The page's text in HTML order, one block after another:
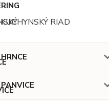
KUCHYNSKÝ RIAD
HRNCE
PANVICE